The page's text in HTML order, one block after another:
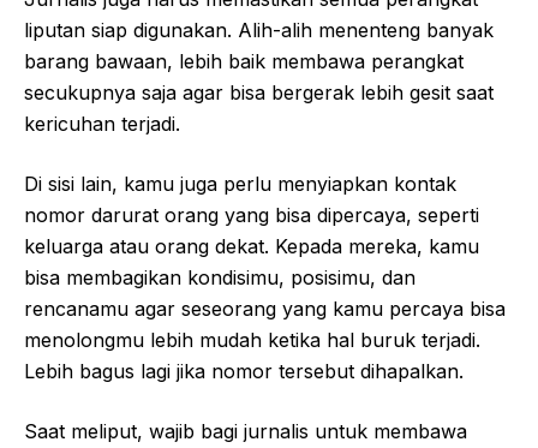
liputan siap digunakan. Alih-alih menenteng banyak
barang bawaan, lebih baik membawa perangkat
secukupnya saja agar bisa bergerak lebih gesit saat
kericuhan terjadi.
Di sisi lain, kamu juga perlu menyiapkan kontak
nomor darurat orang yang bisa dipercaya, seperti
keluarga atau orang dekat. Kepada mereka, kamu
bisa membagikan kondisimu, posisimu, dan
rencanamu agar seseorang yang kamu percaya bisa
menolongmu lebih mudah ketika hal buruk terjadi.
Lebih bagus lagi jika nomor tersebut dihapalkan.
Saat meliput, wajib bagi jurnalis untuk membawa